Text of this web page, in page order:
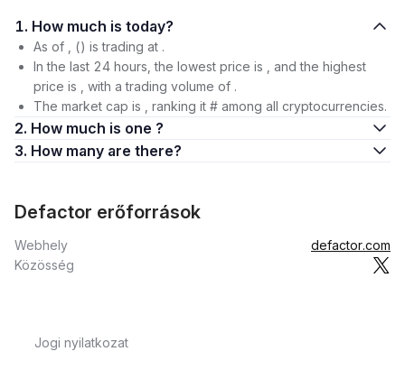
1. How much is today?
As of , () is trading at .
In the last 24 hours, the lowest price is , and the highest
price is , with a trading volume of .
The market cap is , ranking it # among all cryptocurrencies.
2. How much is one ?
3. How many are there?
Defactor erőforrások
Webhely
defactor.com
Közösség
Jogi nyilatkozat